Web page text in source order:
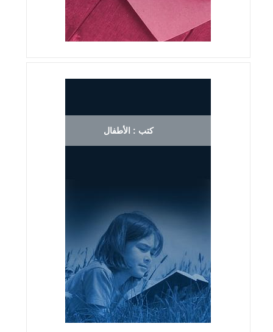
كتب : الأطفال